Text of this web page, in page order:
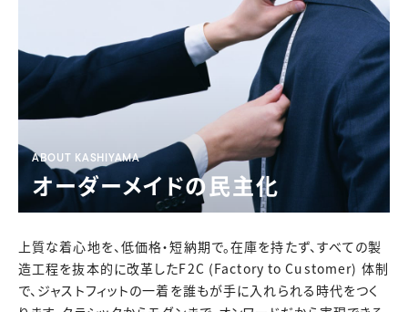
ABOUT KASHIYAMA
オーダーメイドの民主化
上質な着心地を、低価格・短納期で。在庫を持たず、すべての製
造工程を抜本的に改革したF2C (Factory to Customer) 体制
で、ジャストフィットの一着を誰もが手に入れられる時代をつく